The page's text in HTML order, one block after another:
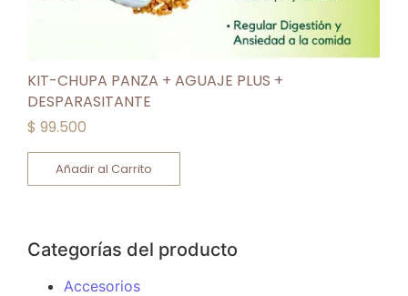
KIT-CHUPA PANZA + AGUAJE PLUS +
DESPARASITANTE
$ 99.500
Añadir al Carrito
Categorías del producto
Accesorios